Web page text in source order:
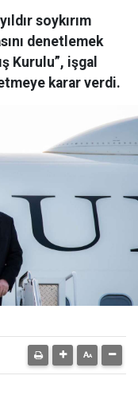
soykırım
denetlemek
Kurulu”, işgal
karar verdi.